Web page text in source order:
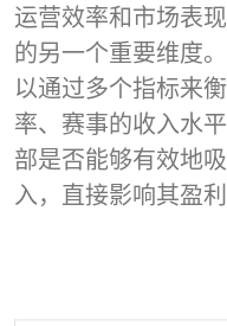
运营效率和市场表
的另一个重要维度
以通过多个指标来
率、赛事的收入水
部是否能够有效地
入，直接影响其盈利